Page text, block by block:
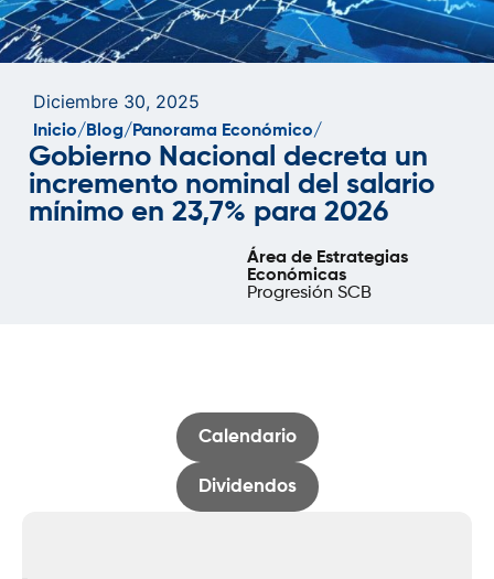
Diciembre 30, 2025
Inicio/ Blog/ Panorama Económico/
Gobierno Nacional decreta un
incremento nominal del salario
mínimo en 23,7% para 2026
Área de Estrategias
Económicas
Progresión SCB
Calendario
Dividendos